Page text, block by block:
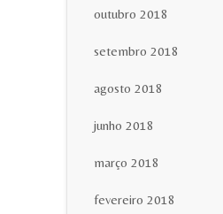
outubro 2018
setembro 2018
agosto 2018
junho 2018
março 2018
fevereiro 2018